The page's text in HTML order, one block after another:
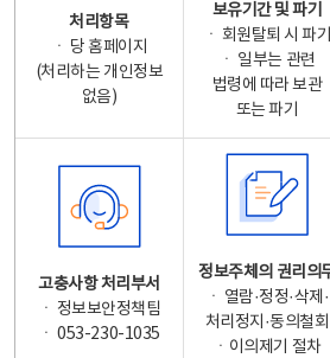
처리항목
ㆍ 당 홈페이지
(처리하는 개인정보
없음)
보유기간 및 파기
ㆍ 회원탈퇴 시 파기
ㆍ 일부는 관련
법령에 따라 보관
또는 파기
고충사항 처리부서
ㆍ 정보보안정책팀
ㆍ 053-230-1035
정보주체의 권리의
ㆍ 열람·정정·삭제·
처리정지·동의철회
ㆍ이의제기 절차